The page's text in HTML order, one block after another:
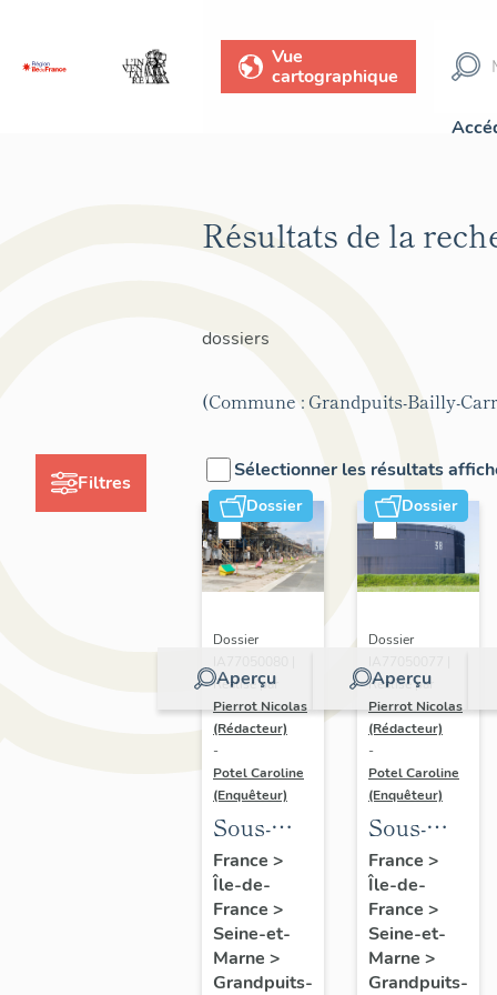
Vue
cartographique
Filtres
Résultats de la
dossiers
(Commune : Grandpuits-Bailly-
Sélectionner les résultats
Dossier
Aperçu
Dossier
Réalisé par
Pierrot Nicolas
(Rédacteur)
-
Potel Caroline
(Enquêteur)
Sous-
dossier 6
:
installations
de
chargement
France >
Île-de-
France >
Seine-et-
Marne >
Grandpuits-
Dossier
Aperçu
Dossier
Réalisé par
Pierrot Nicolas
(Rédacteur)
-
Potel Caroline
(Enquêteur)
Sous-
dossier 3
: unités
de
stockage
de la
France >
Île-de-
France >
Seine-et-
Marne >
Grandpuits-